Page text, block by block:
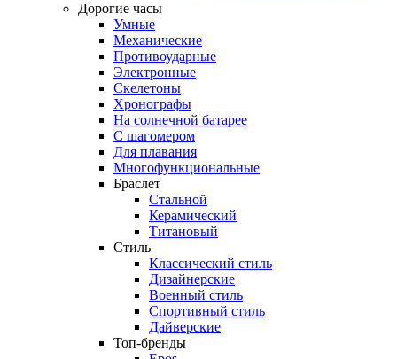
Дорогие часы
Умные
Механические
Противоударные
Электронные
Скелетоны
Хронографы
На солнечной батарее
С шагомером
Для плавания
Многофункциональные
Браслет
Стальной
Керамический
Титановый
Стиль
Классический стиль
Дизайнерские
Военный стиль
Спортивный стиль
Дайверские
Топ-бренды